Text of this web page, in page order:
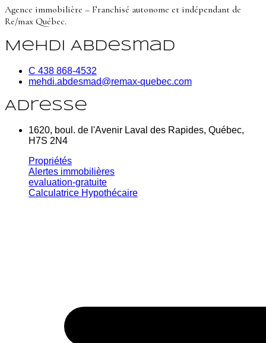
Agence immobilière – Franchisé autonome et indépendant de
Re/max Québec.
Mehdi Abdesmad
C 438 868-4532
mehdi.abdesmad@remax-quebec.com
Adresse
1620, boul. de l'Avenir Laval des Rapides, Québec,
H7S 2N4
Propriétés
Alertes immobilières
evaluation-gratuite
Calculatrice Hypothécaire